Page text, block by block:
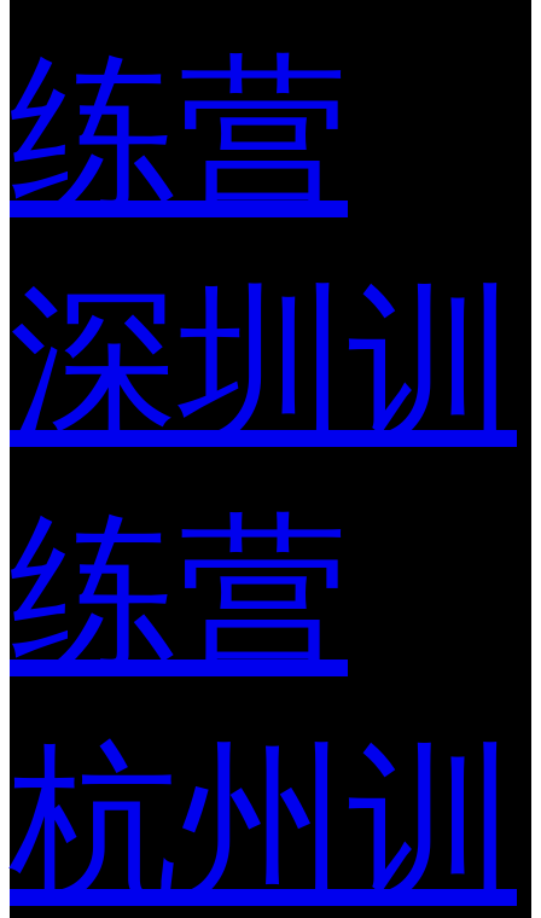
练营
深圳训
练营
杭州训